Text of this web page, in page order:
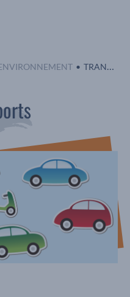
EN COURS :
TRANSPORTS